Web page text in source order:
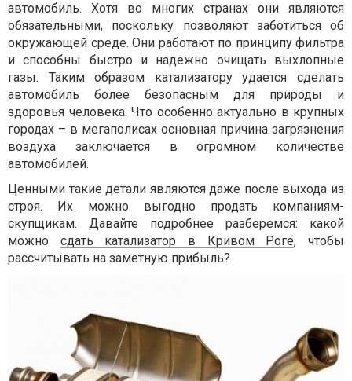
автомобиль. Хотя во многих странах они являются
обязательными, поскольку позволяют заботиться об
окружающей среде. Они работают по принципу фильтра
и способны быстро и надежно очищать выхлопные
газы. Таким образом катализатору удается сделать
автомобиль более безопасным для природы и
здоровья человека. Что особенно актуально в крупных
городах – в мегаполисах основная причина загрязнения
воздуха заключается в огромном количестве
автомобилей.
Ценными такие детали являются даже после выхода из
строя. Их можно выгодно продать компаниям-
скупщикам. Давайте подробнее разберемся: какой
можно сдать катализатор в Кривом Роге, чтобы
рассчитывать на заметную прибыль?